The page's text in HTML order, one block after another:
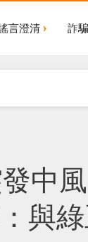
言澄清 詐
中
與